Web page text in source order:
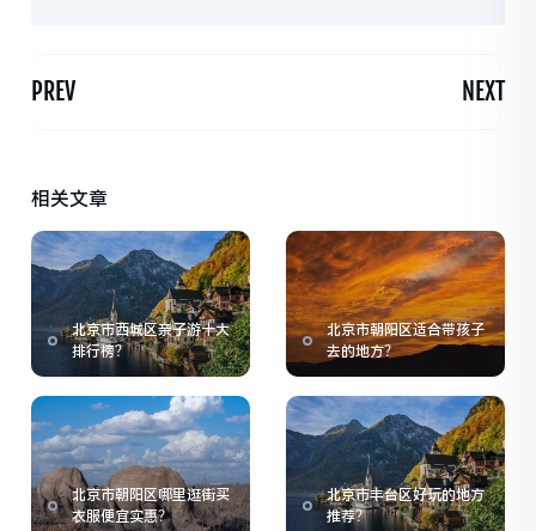
PREV NEXT
相关文章
北京市西城区亲子游十大
排行榜？
北京市朝阳区适合带孩子
去的地方？
北京市朝阳区哪里逛街买
衣服便宜实惠？
北京市丰台区好玩的地方
推荐？